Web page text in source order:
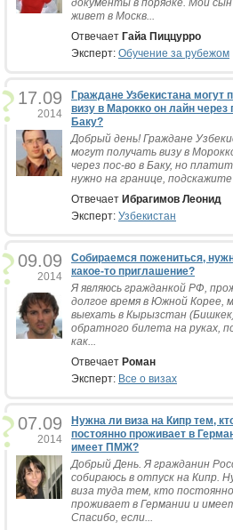
документы в порядке. Мой
живет в Москв...
Отвечает Гайа Пиццурро
Эксперт: Обучение за рубежом
17.09
2014
Граждане Узбекистана могут
визу в Марокко он лайн через
Баку?
Добрый день! Граждане
могут получать визу в
через пос-во в Баку, но
нужно на границе,
Отвечает Ибрагимов Леонид
Эксперт: Узбекистан
09.09
2014
Собираемся пожениться,
какое-то приглашение?
Я являюсь гражданкой РФ,
долгое время в Южной Корее,
выехать в Кырызстан
обратного билета на руках,
как...
Отвечает Роман
Эксперт: Все о визах
07.09
2014
Нужна ли виза на Кипр тем,
постоянно проживает в
имеет ПМЖ?
Добрый День. Я гражданин
собираюсь в отпуск на Кипр.
виза туда тем, кто постоянно
проживает в Германии и
Спасибо, если...